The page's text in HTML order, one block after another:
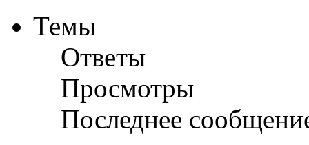
Темы
Ответы
Просмотры
Последнее